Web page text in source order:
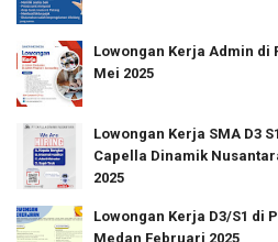
Lowongan Kerja Admin di
Mei 2025
Lowongan Kerja SMA D3
Capella Dinamik
2025
Lowongan Kerja D3/S1 di
Medan Februari 2025